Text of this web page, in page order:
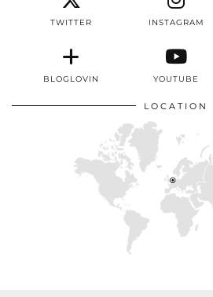
TWITTER INSTAGRAM
BLOGLOVIN YOUTUBE
LOCATION